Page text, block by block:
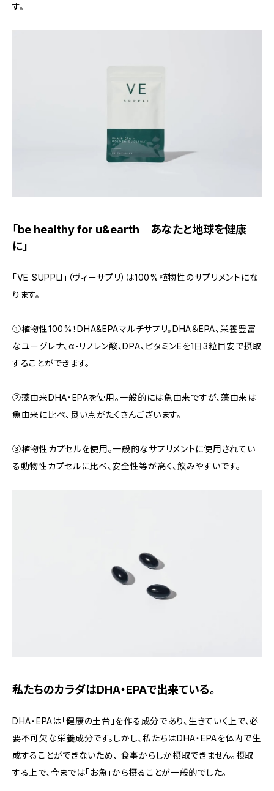
す。
「be healthy for u&earth あなたと地球を健康
に」
「VE SUPPLI」（ヴィーサプリ）は100%植物性のサプリメントにな
ります。
①植物性100%！DHA&EPAマルチサプリ。DHA＆EPA、栄養豊富
なユーグレナ、α-リノレン酸、DPA、ビタミンEを1日3粒目安で摂取
することができます。
②藻由来DHA・EPAを使用。一般的には魚由来ですが、藻由来は
魚由来に比べ、良い点がたくさんございます。
③植物性カプセルを使用。一般的なサプリメントに使用されてい
る動物性カプセルに比べ、安全性等が高く、飲みやすいです。
私たちのカラダはDHA・EPAで出来ている。
DHA・EPAは「健康の土台」を作る成分であり、生きていく上で、必
要不可欠な栄養成分です。しかし、私たちはDHA・EPAを体内で生
成することができないため、 食事からしか摂取できません。摂取
する上で、今までは「お魚」から摂ることが一般的でした。